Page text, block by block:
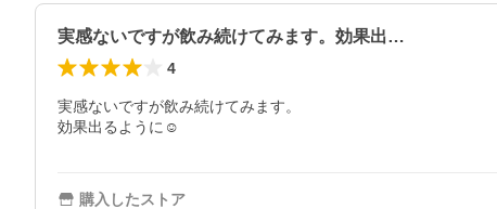
実感ないですが飲み続けてみます。効果出…
4
実感ないですが飲み続けてみます。
効果出るように☺️
購入したストア